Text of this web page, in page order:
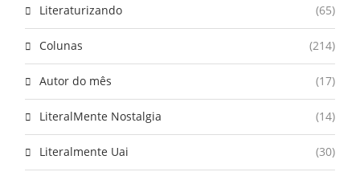
Literaturizando (65)
Colunas (214)
Autor do mês (17)
LiteralMente Nostalgia (14)
Literalmente Uai (30)